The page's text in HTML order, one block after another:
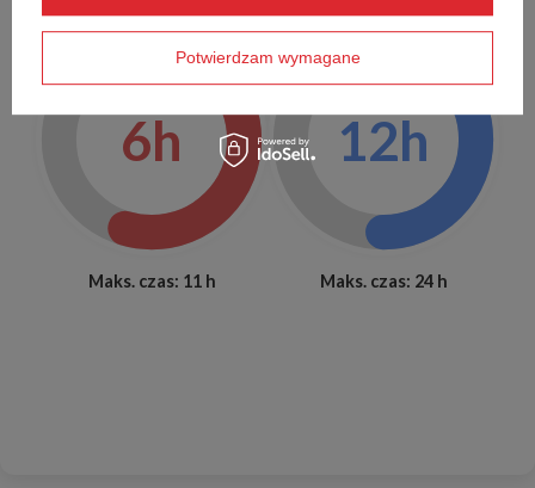
6h
Maks. czas: 11 h
12h
Maks. czas: 24 h
Potwierdzam wymagane